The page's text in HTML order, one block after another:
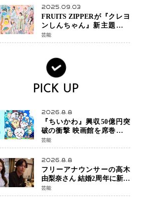
ハースとは！？
2025.09.03
FRUITS ZIPPERが『クレヨ
ンしんちゃん』新主題歌を
担当
芸能
PICK UP
2026.8.8
『ちいかわ』興収50億円突
破の衝撃 映画館を席巻する
「日本発コンテンツ」の強
さ スパイダーマン、モア
ナら世界級作品と並ぶ存在
感
芸能
2026.8.8
フリーアナウンサーの高木
由梨奈さん 結婚2周年に新た
な家族を迎える喜びを報
告 夫・岸田タツヤさんと
芸能